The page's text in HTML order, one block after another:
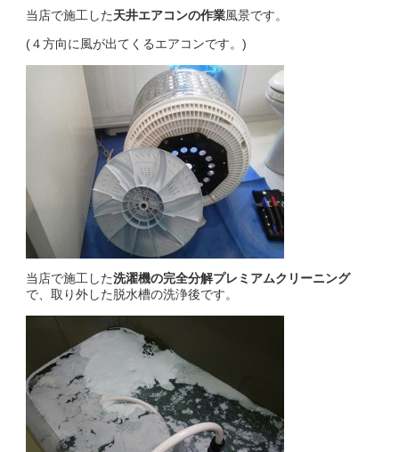
当店で施工した天井エアコンの作業風景です。
(４方向に風が出てくるエアコンです。)
当店で施工した洗濯機の完全分解プレミアムクリーニング
で、取り外した脱水槽の洗浄後です。